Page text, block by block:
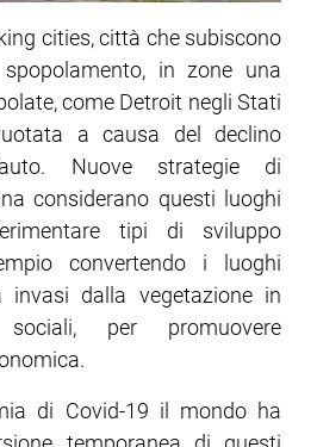
cities, città che subiscono
in zone una
come Detroit negli Stati
a causa del declino
Nuove strategie di
considerano questi luoghi
tipi di sviluppo
convertendo i luoghi
invasi dalla vegetazione in
per promuovere
di Covid-19 il mondo ha